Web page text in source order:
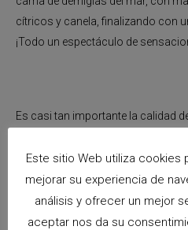
cítricos y canela, finalizando con
¡Todo un espectáculo de
Es casi tan importante la calidad
nuestra experiencia en perfecta…
conseguido.
Este sitio Web utiliza cookies
mejorar su experiencia de
análisis y ofrecer un mejor
aceptar nos da su